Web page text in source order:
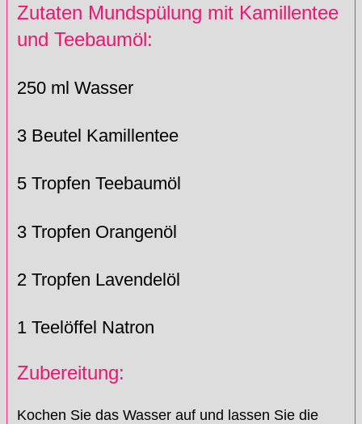
Zutaten Mundspülung mit Kamillentee
und Teebaumöl:
250 ml Wasser
3 Beutel Kamillentee
5 Tropfen Teebaumöl
3 Tropfen Orangenöl
2 Tropfen Lavendelöl
1 Teelöffel Natron
Zubereitung:
Kochen Sie das Wasser auf und lassen Sie die